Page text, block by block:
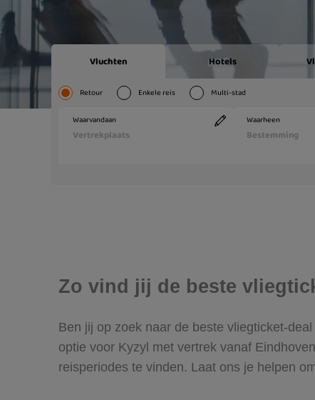
Zo vind jij de beste
Ben jij op zoek naar de beste vliegticket-
optie voor Kyzyl met vertrek vanaf
reisperiodes te vinden. Laat ons je helpen